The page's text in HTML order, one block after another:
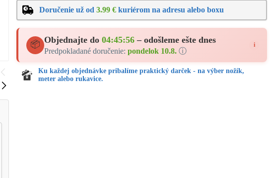
Doručenie už od3.99 € kuriérom na adresu alebo boxu
📦 Objednajte do04:45:55 – odošleme ešte dnes
Predpokladané doručenie:pondelok 10.8. ⓘ
i
Ku každej objednávke pribalíme praktický darček - na výber nožík,
meter alebo rukavice.